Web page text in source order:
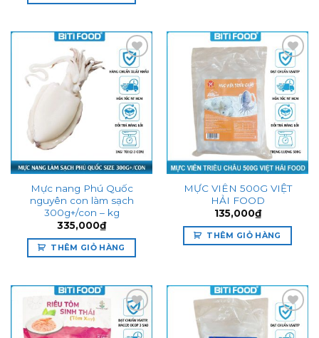
Add to
wishlist
Mực nang Phú Quốc
nguyên con làm sạch
300g+/con – kg
335,000₫
THÊM GIỎ HÀNG
Add to
wishlist
MỰC VIÊN 500G VIỆT
HẢI FOOD
135,000₫
THÊM GIỎ HÀNG